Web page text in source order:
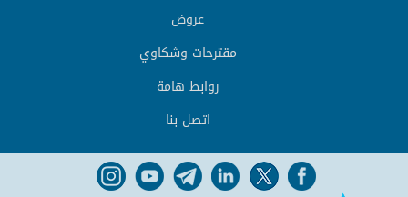
عروض
مقترحات وشكاوي
روابط هامة
اتصل بنا